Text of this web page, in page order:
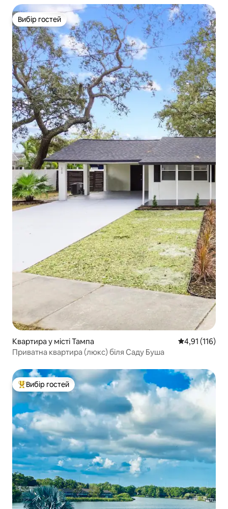
Вибір гостей
Вибір гостей
Квартира у місті Тампа Середня
4,91 (116)
Приватна квартира (люкс) біля Саду Буша
Топ вибір гостей
Вибір гостей